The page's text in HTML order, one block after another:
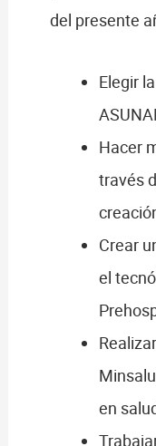
del presente
Elegir
Hacer
través
Crear
el
en